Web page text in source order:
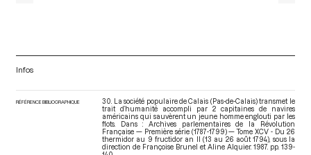
Infos
RÉFÉRENCE BIBLIOGRAPHIQUE
30. La société populaire de Calais (Pas-de-Calais) transmet le
trait d’humanité accompli par 2 capitaines de navires
américains qui sauvèrent un jeune homme englouti par les
flots. Dans : Archives parlementaires de la Révolution
Française — Première série (1787-1799) — Tome XCV - Du 26
thermidor au 9 fructidor an II (13 au 26 août 1794) , sous la
direction de Françoise Brunel et Aline Alquier. 1987. pp. 139-